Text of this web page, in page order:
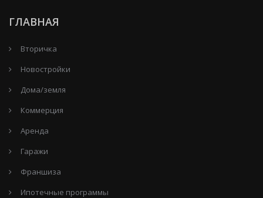
ГЛАВНАЯ
Вторичка
Новостройки
Дома/земля
Коммерция
Аренда
Гаражи
Франшиза
Ипотечные программы